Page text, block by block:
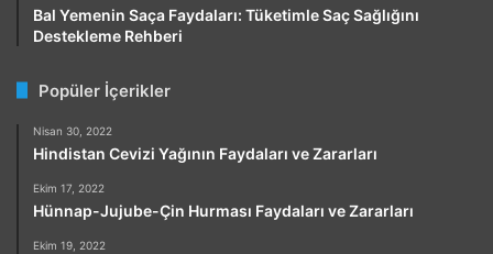
Bal Yemenin Saça Faydaları: Tüketimle Saç Sağlığını
Destekleme Rehberi
Popüler İçerikler
Nisan 30, 2022
Hindistan Cevizi Yağının Faydaları ve Zararları
Ekim 17, 2022
Hünnap-Jujube-Çin Hurması Faydaları ve Zararları
Ekim 19, 2022